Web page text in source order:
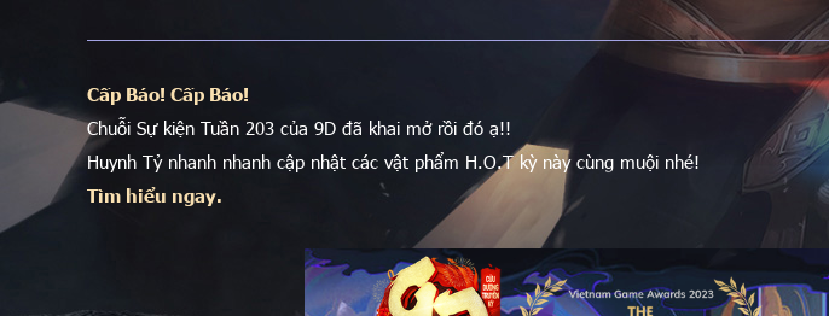
Cấp Báo! Cấp Báo!
Chuỗi Sự kiện Tuần 203 của 9D đã khai mở rồi đó ạ!!
Huynh Tỷ nhanh nhanh cập nhật các vật phẩm H.O.T kỳ này cùng muội nhé!
Tìm hiểu ngay.